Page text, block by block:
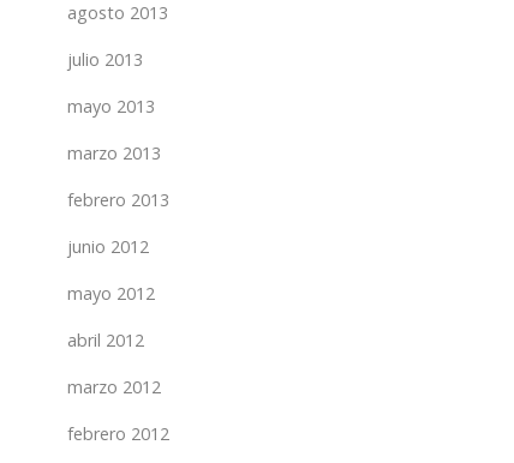
agosto 2013
julio 2013
mayo 2013
marzo 2013
febrero 2013
junio 2012
mayo 2012
abril 2012
marzo 2012
febrero 2012